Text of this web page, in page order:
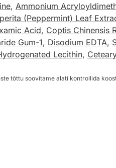
, Ammonium
(Peppermint) Leaf
Acid, Coptis Chinensis
Gum-1, Disodium EDTA,
Lecithin,
tõttu soovitame alati kontrollida